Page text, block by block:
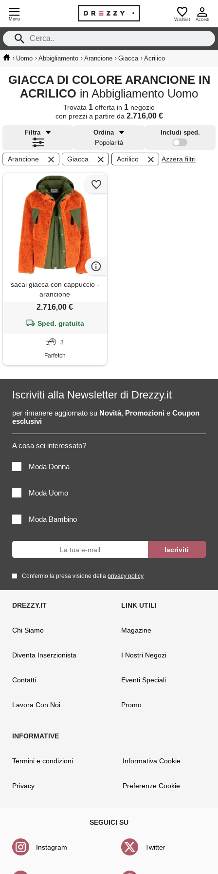
Menu Wishlist Accedi
› Uomo › Abbigliamento › Arancione › Giacca › Acrilico
GIACCA DI COLORE ARANCIONE IN
ACRILICO in Abbigliamento Uomo
Trovata 1 offerta in 1 negozio
con prezzi a partire da 2.716,00 €
Filtra
Ordina
Popolarità
Includi sped.
Arancione Giacca Acrilico Azzera filtri
sacai giacca con cappuccio -
arancione
2.716,00 €
Sped. gratuita
3
Farfetch
Iscriviti alla Newsletter di Drezzy.it
per rimanere aggiornato su Novità, Promozioni e Coupon
esclusivi
A cosa sei interessato?
Moda Donna
Moda Uomo
Moda Bambino
Confermo la presa visione della privacy policy
Chi Siamo
Diventa Inserzionista
Contatti
Lavora Con Noi
Magazine
I Nostri Negozi
Eventi Speciali
Promo
Termini e condizioni
Privacy
Informativa Cookie
Preferenze Cookie
Instagram Twitter